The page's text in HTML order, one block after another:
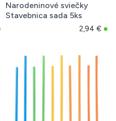
Narodeninové sviečky
Stavebnica sada 5ks
2,94 €